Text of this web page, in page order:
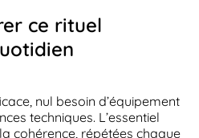
ce rituel
nul besoin d’équipement
techniques. L’essentiel
cohérence, répétées chaque